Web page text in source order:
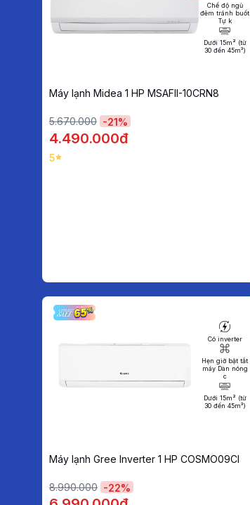
Chế độ ngủ
đêm tránh buốt
Tự k
Dưới 15m² (từ
30 đến 45m³)
Máy lạnh Midea 1 HP MSAFII-10CRN8
5.670.000 -21%
4.490.000đ
5
Có inverter
Hẹn giờ bật tắt
máy Dàn nóng
c
Dưới 15m² (từ
30 đến 45m³)
Máy lạnh Gree Inverter 1 HP COSMO09CI
8.990.000 -22%